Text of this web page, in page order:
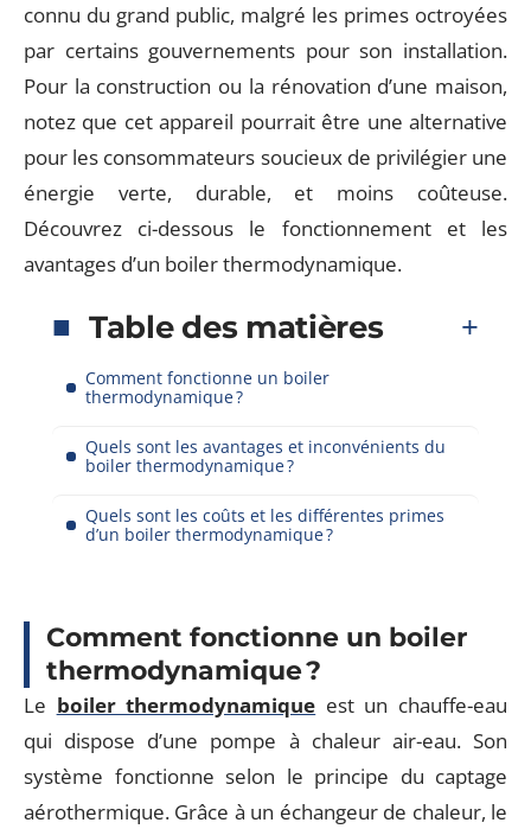
connu du grand public, malgré les primes octroyées
par certains gouvernements pour son installation.
Pour la construction ou la rénovation d’une maison,
notez que cet appareil pourrait être une alternative
pour les consommateurs soucieux de privilégier une
énergie verte, durable, et moins coûteuse.
Découvrez ci-dessous le fonctionnement et les
avantages d’un boiler thermodynamique.
Table des matières
Comment fonctionne un boiler
thermodynamique ?
Quels sont les avantages et inconvénients du
boiler thermodynamique ?
Quels sont les coûts et les différentes primes
d’un boiler thermodynamique ?
Comment fonctionne un boiler
thermodynamique ?
Le boiler thermodynamique est un chauffe-eau
qui dispose d’une pompe à chaleur air-eau. Son
système fonctionne selon le principe du captage
aérothermique. Grâce à un échangeur de chaleur, le